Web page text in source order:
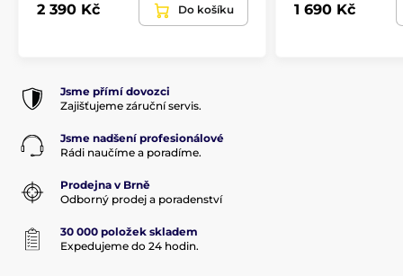
2 390 Kč Do košíku 1 690 Kč
Jsme přímí dovozci
Zajišťujeme záruční servis.
Jsme nadšení profesionálové
Rádi naučíme a poradíme.
Prodejna v Brně
Odborný prodej a poradenství
30 000 položek skladem
Expedujeme do 24 hodin.